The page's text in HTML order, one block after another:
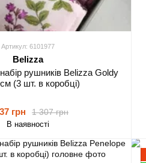
Артикул: 6101977
Belizza
рушників Belizza Goldy
(3 шт. в коробці)
1 307 грн
грн
В наявності